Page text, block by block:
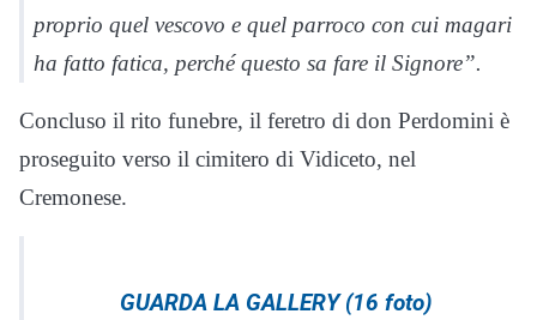
proprio quel vescovo e quel parroco con cui magari
ha fatto fatica, perché questo sa fare il Signore”.
Concluso il rito funebre, il feretro di don Perdomini è
proseguito verso il cimitero di Vidiceto, nel
Cremonese.
GUARDA LA GALLERY (16 foto)